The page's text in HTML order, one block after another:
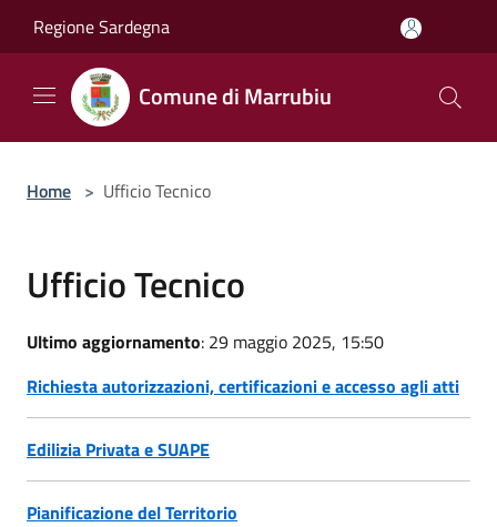
Regione Sardegna
Comune di Marrubiu
Home > Ufficio Tecnico
Ufficio Tecnico
Ultimo aggiornamento: 29 maggio 2025, 15:50
Richiesta autorizzazioni, certificazioni e accesso agli atti
Edilizia Privata e SUAPE
Pianificazione del Territorio